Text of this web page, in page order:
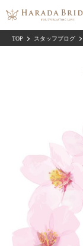
TOP スタッフブログ